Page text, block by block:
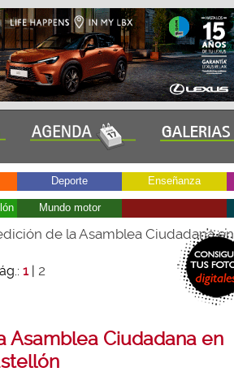
Deporte Enseñanza
Mundo motor
de la Asamblea Ciudadana en
1| 2
Asamblea Ciudadana en